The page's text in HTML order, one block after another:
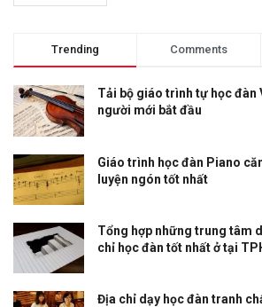
Trending Comments
Tải bộ giáo trình tự học đàn
người mới bắt đầu
Giáo trình học đàn Piano
luyện ngón tốt nhất
Tổng hợp những trung tâm
chỉ học đàn tốt nhất ở tại
Địa chỉ dạy học đàn tranh